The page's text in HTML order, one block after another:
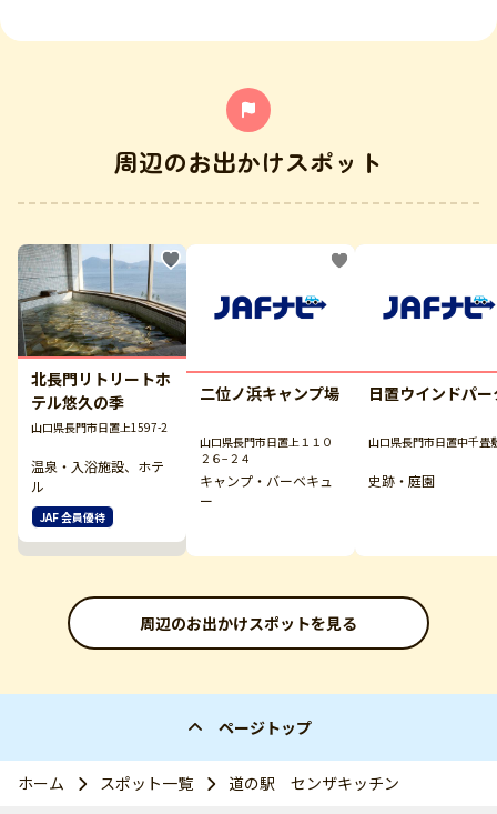
周辺のお出かけスポット
北長門リトリートホ
テル悠久の季
山口県長門市日置上1597-2
温泉・入浴施設、ホテ
ル
JAF 会員優待
二位ノ浜キャンプ場
山口県長門市日置上１１０
２６−２４
キャンプ・バーベキュ
ー
日置ウインドパー
山口県長門市日置中千畳
史跡・庭園
周辺のお出かけスポットを見る
ページトップ
ホーム スポット一覧 道の駅 センザキッチン